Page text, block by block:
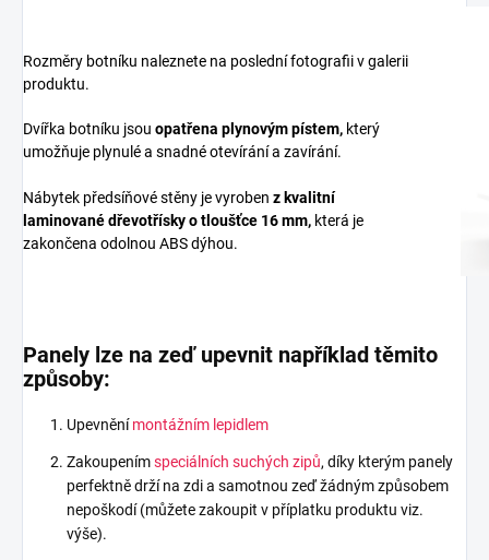
Rozměry botníku naleznete na poslední fotografii v galerii
produktu.
Dvířka botníku jsou opatřena plynovým pístem, který
umožňuje plynulé a snadné otevírání a zavírání.
Nábytek předsíňové stěny je vyroben z kvalitní
laminované dřevotřískyo tloušťce 16 mm, která je
zakončena odolnou ABS dýhou.
Panely lze na zeď upevnit například těmito
způsoby:
Upevněnímontážním lepidlem
Zakoupenímspeciálních suchých zipů, díky kterým panely
perfektně drží na zdi a samotnou zeď žádným způsobem
nepoškodí (můžete zakoupit v příplatku produktu viz.
výše).